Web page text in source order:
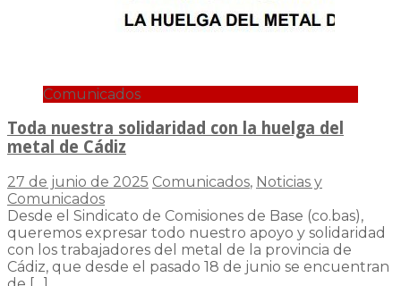
Comunicados
Toda nuestra solidaridad con la huelga del
metal de Cádiz
27 de junio de 2025 Comunicados, Noticias y
Comunicados
Desde el Sindicato de Comisiones de Base (co.bas),
queremos expresar todo nuestro apoyo y solidaridad
con los trabajadores del metal de la provincia de
Cádiz, que desde el pasado 18 de junio se encuentran